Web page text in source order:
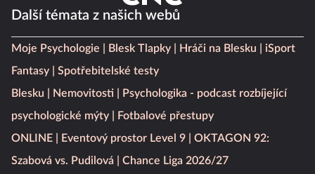
Další témata z našich webů
Moje Psychologie Blesk Tlapky Hráči na Blesku
iSport
Fantasy
Spotřebitelské testy
Blesku
Nemovitosti
Psychologika - podcast rozbíjející
psychologické mýty
Fotbalové přestupy
ONLINE
Eventový prostor Level 9
OKTAGON 92:
Szabová vs. Pudilová
Chance Liga 2026/27